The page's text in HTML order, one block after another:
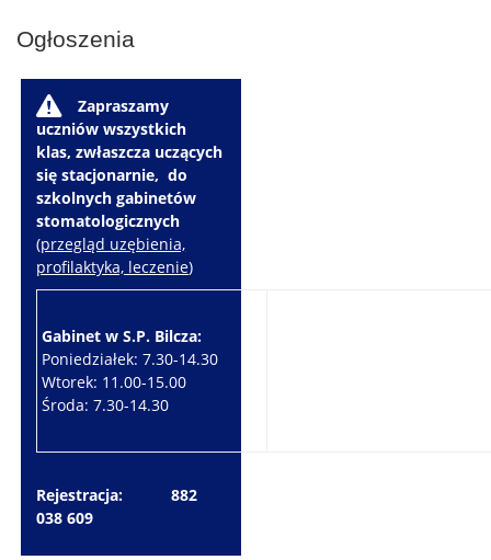
Ogłoszenia
W
Zapraszamy
uczniów wszystkich
klas, zwłaszcza uczących
się stacjonarnie, do
szkolnych gabinetów
stomatologicznych
(przegląd uzębienia,
profilaktyka, leczenie)
Gabinet w S.P. Bilcza:
Poniedziałek: 7.30-14.30
Wtorek: 11.00-15.00
Środa: 7.30-14.30
Rejestracja: 882
038 609